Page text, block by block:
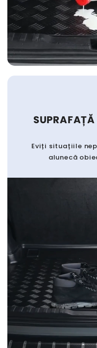
Eviți situațiile
alunecă